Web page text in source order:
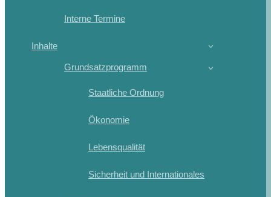
Interne Termine
Inhalte
Grundsatzprogramm
Staatliche Ordnung
Ökonomie
Lebensqualität
Sicherheit und Internationales